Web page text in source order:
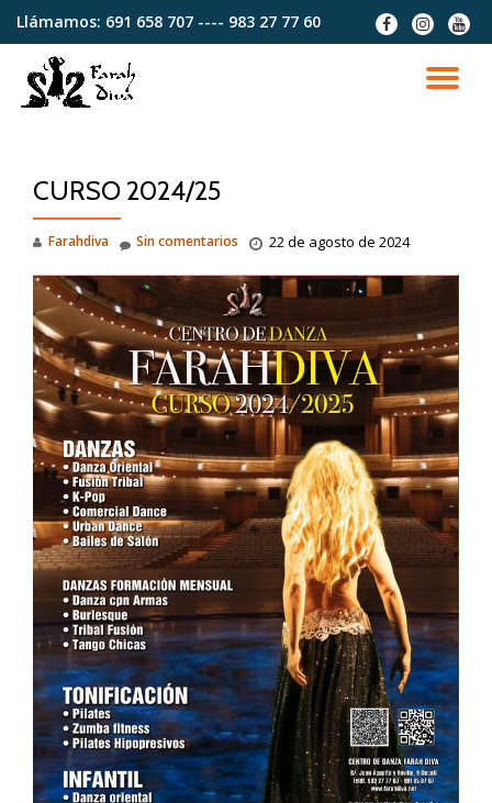
contenido
Llámamos: 691 658 707 ---- 983 27 77 60
fa-
facebook
fa-
instagram
fa-
CURSO 2024/25
Farahdiva 22 de agosto de 2024
Sin comentarios